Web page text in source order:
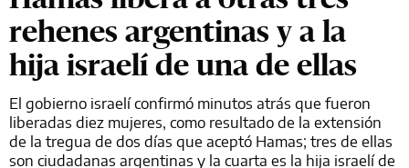
rehenes argentinas y a la
hija israelí de una de ellas
El gobierno israelí confirmó minutos atrás que fueron
liberadas diez mujeres, como resultado de la extensión
de la tregua de dos días que aceptó Hamas; tres de ellas
son ciudadanas argentinas y la cuarta es la hija israelí de